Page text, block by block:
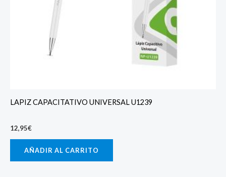
LAPIZ CAPACITATIVO UNIVERSAL U1239
12,95€
AÑADIR AL CARRITO